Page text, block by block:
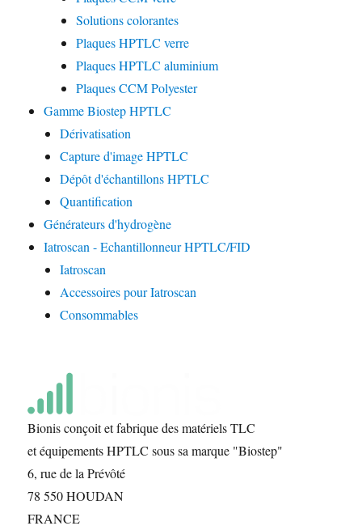
Solutions colorantes
Plaques HPTLC verre
Plaques HPTLC aluminium
Plaques CCM Polyester
Gamme Biostep HPTLC
Dérivatisation
Capture d'image HPTLC
Dépôt d'échantillons HPTLC
Quantification
Générateurs d'hydrogène
Iatroscan - Echantillonneur HPTLC/FID
Iatroscan
Accessoires pour Iatroscan
Consommables
Bionis conçoit et fabrique des matériels TLC
et équipements HPTLC sous sa marque "Biostep"
6, rue de la Prévôté
78 550 HOUDAN
FRANCE